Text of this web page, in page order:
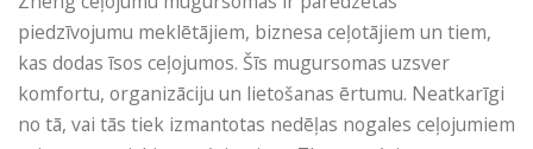
piedzīvojumu meklētājiem, biznesa ceļotājiem un tiem,
kas dodas īsos ceļojumos. Šīs mugursomas uzsver
komfortu, organizāciju un lietošanas ērtumu. Neatkarīgi
no tā, vai tās tiek izmantotas nedēļas nogales ceļojumiem